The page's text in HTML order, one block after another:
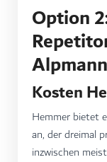
Option
Kosten
Hemmer bietet
an, der dreimal
inzwischen